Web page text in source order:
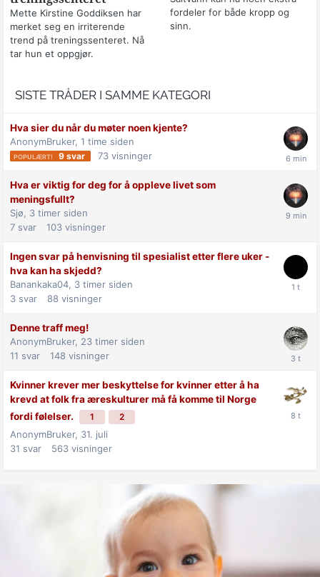
Mette Kirstine Goddiksen har
merket seg en irriterende
trend på treningssenteret. Nå
tar hun et oppgjør.
fordeler for både kropp og
sinn.
SISTE TRÅDER I SAMME KATEGORI
Hva sier du når du møter noen kjente?
AnonymBruker, 1 time siden
9 svar 73 visninger
Hva er viktig for deg for å oppleve livet som
meningsfullt?
Sjø, 3 timer siden
7 svar 103 visninger
Ingen svar på henvisning til spesialist etter flere uker -
hva kan ha skjedd?
Banankaka04, 3 timer siden
3 svar 88 visninger
Denne traff meg!
AnonymBruker, 23 timer siden
11 svar 148 visninger
Kvinner krever mer beskyttelse for kvinner etter å ha
krevd at folk fra æreskulturer må få komme til Norge
fordi følelser.
1 2
AnonymBruker, 31. juli
31 svar 563 visninger